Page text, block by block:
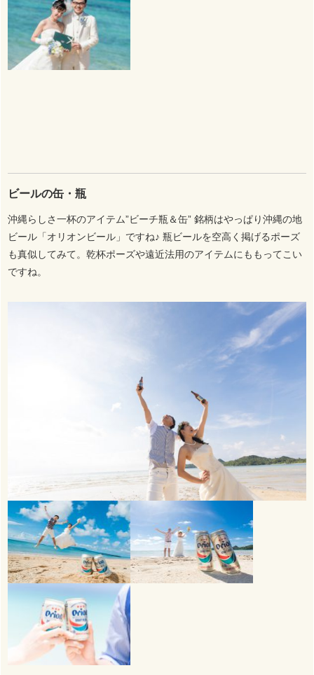
ビールの缶・瓶
沖縄らしさ一杯のアイテム”ビーチ瓶＆缶” 銘柄はやっぱり沖縄の地
ビール「オリオンビール」ですね♪ 瓶ビールを空高く掲げるポーズ
も真似してみて。乾杯ポーズや遠近法用のアイテムにももってこい
ですね。